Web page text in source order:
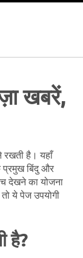
खबरें,
है। यहाँ
प्रमुख बिंदु और
देखने का योजना
ये पेज उपयोगी
है?